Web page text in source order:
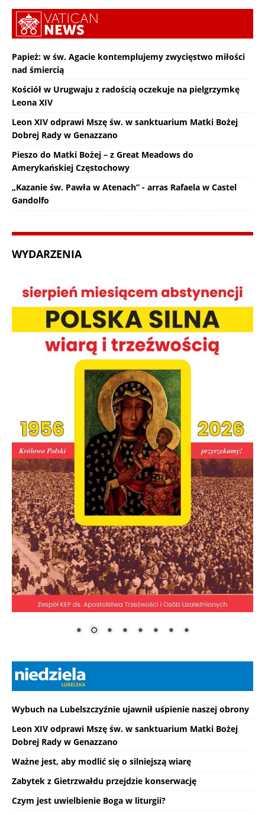
Papież: w św. Agacie kontemplujemy zwycięstwo miłości
nad śmiercią
Kościół w Urugwaju z radością oczekuje na pielgrzymkę
Leona XIV
Leon XIV odprawi Mszę św. w sanktuarium Matki Bożej
Dobrej Rady w Genazzano
Pieszo do Matki Bożej – z Great Meadows do
Amerykańskiej Częstochowy
„Kazanie św. Pawła w Atenach” - arras Rafaela w Castel
Gandolfo
WYDARZENIA
Wybuch na Lubelszczyźnie ujawnił uśpienie naszej obrony
Leon XIV odprawi Mszę św. w sanktuarium Matki Bożej
Dobrej Rady w Genazzano
Ważne jest, aby modlić się o silniejszą wiarę
Zabytek z Gietrzwałdu przejdzie konserwację
Czym jest uwielbienie Boga w liturgii?